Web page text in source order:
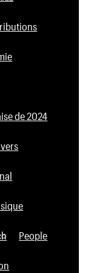
de 2024
People